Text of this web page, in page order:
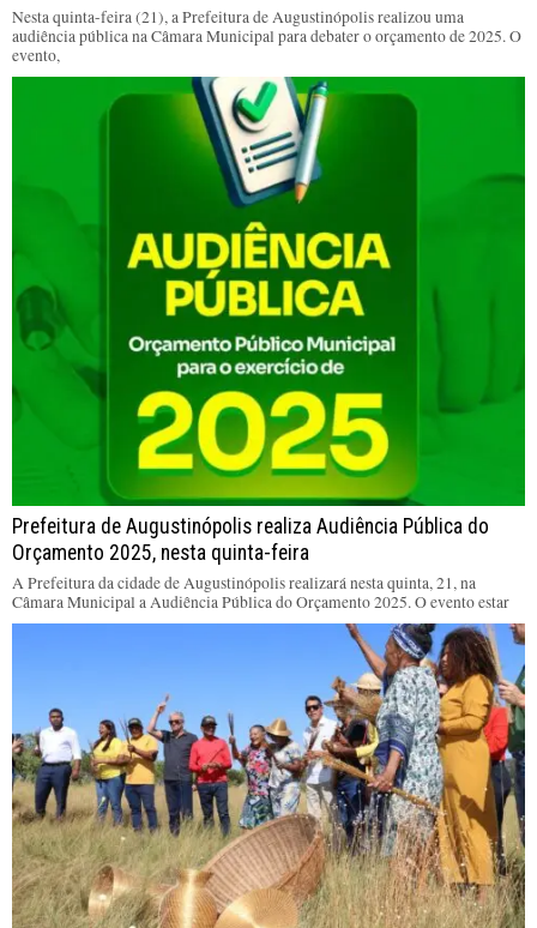
Nesta quinta-feira (21), a Prefeitura de Augustinópolis realizou uma
audiência pública na Câmara Municipal para debater o orçamento de 2025. O
evento,
Prefeitura de Augustinópolis realiza Audiência Pública do
Orçamento 2025, nesta quinta-feira
A Prefeitura da cidade de Augustinópolis realizará nesta quinta, 21, na
Câmara Municipal a Audiência Pública do Orçamento 2025. O evento estar